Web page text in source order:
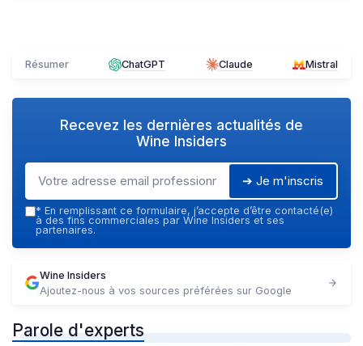
Résumer ChatGPT Claude Mistral
Recevez les dernières actualités de
Wine Insiders
➔ Je m'inscris
* En remplissant ce formulaire, j’accepte d’être contacté(e)
à des fins commerciales par Wine Insiders et ses
partenaires.
Wine Insiders
Ajoutez-nous à vos sources préférées sur Google
Parole d'experts